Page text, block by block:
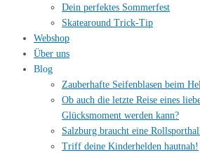
Dein perfektes Sommerfest
Skatearound Trick-Tip
Webshop
Über uns
Blog
Zauberhafte Seifenblasen beim
Ob auch die letzte Reise eines
Glücksmoment werden kann?
Salzburg braucht eine
Triff deine Kinderhelden hautnah!